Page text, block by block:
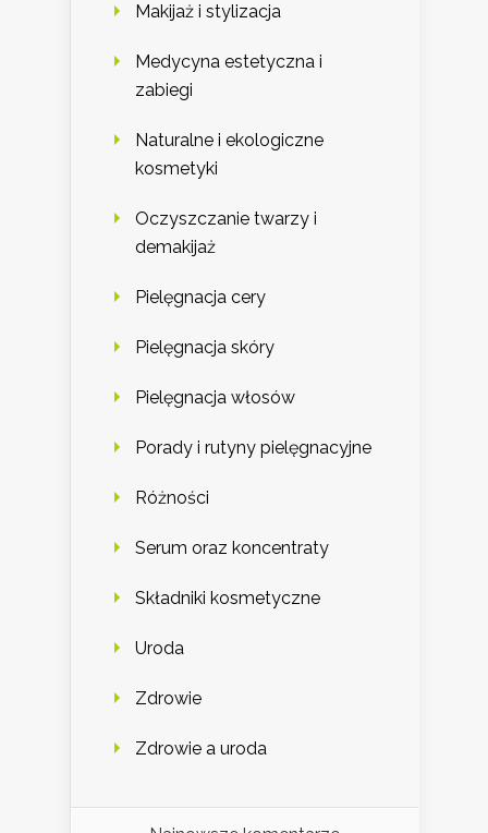
Makijaż i stylizacja
Medycyna estetyczna i
zabiegi
Naturalne i ekologiczne
kosmetyki
Oczyszczanie twarzy i
demakijaż
Pielęgnacja cery
Pielęgnacja skóry
Pielęgnacja włosów
Porady i rutyny pielęgnacyjne
Różności
Serum oraz koncentraty
Składniki kosmetyczne
Uroda
Zdrowie
Zdrowie a uroda